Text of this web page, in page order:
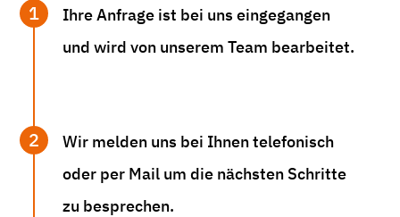
1
Ihre Anfrage ist bei uns eingegangen
und wird von unserem Team bearbeitet.
2
Wir melden uns bei Ihnen telefonisch
oder per Mail um die nächsten Schritte
zu besprechen.